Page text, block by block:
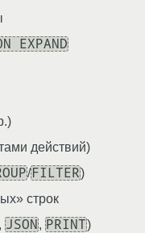
EXPAND
действий)
/FILTER)
строк
, JSON, PRINT)